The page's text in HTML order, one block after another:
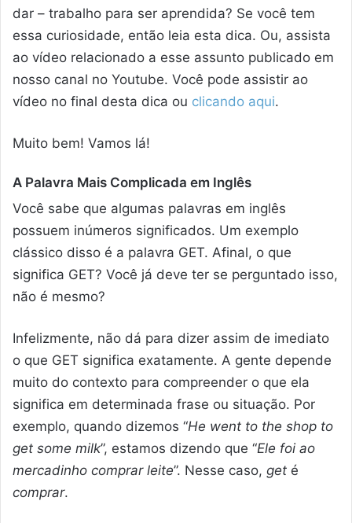
dar – trabalho para ser aprendida? Se você tem
essa curiosidade, então leia esta dica. Ou, assista
ao vídeo relacionado a esse assunto publicado em
nosso canal no Youtube. Você pode assistir ao
vídeo no final desta dica ou clicando aqui.
Muito bem! Vamos lá!
A Palavra Mais Complicada em Inglês
Você sabe que algumas palavras em inglês
possuem inúmeros significados. Um exemplo
clássico disso é a palavra GET. Afinal, o que
significa GET? Você já deve ter se perguntado isso,
não é mesmo?
Infelizmente, não dá para dizer assim de imediato
o que GET significa exatamente. A gente depende
muito do contexto para compreender o que ela
significa em determinada frase ou situação. Por
exemplo, quando dizemos “He went to the shop to
get some milk”, estamos dizendo que “Ele foi ao
mercadinho comprar leite”. Nesse caso, get é
comprar.